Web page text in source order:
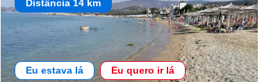
Distância 14 km
Eu estava lá Eu quero ir lá